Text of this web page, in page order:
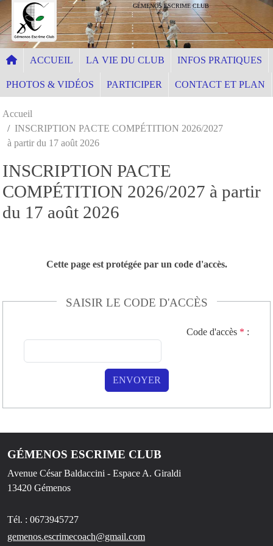
GÉMENOS ESCRIME CLUB
ACCUEIL LA VIE DU CLUB INFOS PRATIQUES
PHOTOS & VIDÉOS PARTICIPER CONTACT ET PLAN
Accueil
INSCRIPTION PACTE COMPÉTITION 2026/2027
à partir du 17 août 2026
INSCRIPTION PACTE
COMPÉTITION 2026/2027 à partir
du 17 août 2026
Cette page est protégée par un code d'accès.
SAISIR LE CODE D'ACCÈS
Code d'accès * :
ENVOYER
GÉMENOS ESCRIME CLUB
Avenue César Baldaccini - Espace A. Giraldi
13420 Gémenos
Tél. : 0673945727
gemenos.escrimecoach@gmail.com
Panneau de gestion des cookies